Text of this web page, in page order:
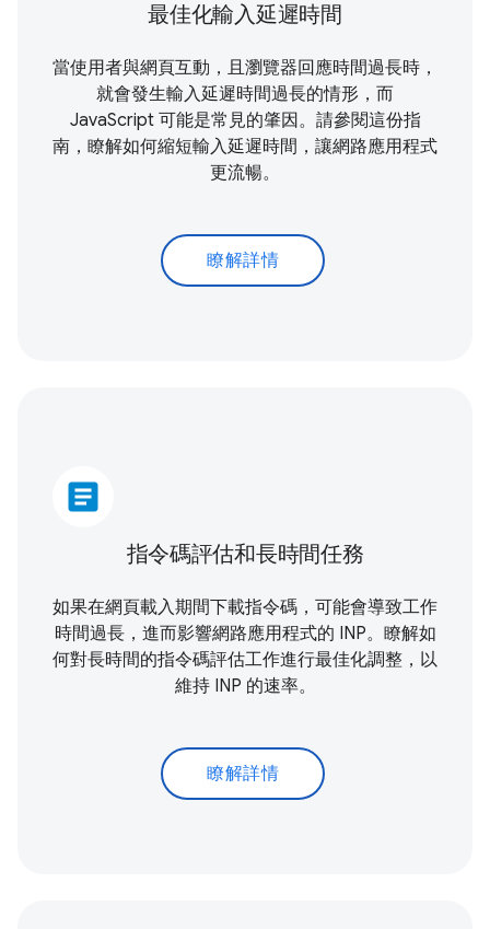
最佳化輸入延遲時間
當使用者與網頁互動，且瀏覽器回應時間過長時，
就會發生輸入延遲時間過長的情形，而
JavaScript 可能是常見的肇因。請參閱這份指
南，瞭解如何縮短輸入延遲時間，讓網路應用程式
更流暢。
瞭解詳情
article
指令碼評估和長時間任務
如果在網頁載入期間下載指令碼，可能會導致工作
時間過長，進而影響網路應用程式的 INP。瞭解如
何對長時間的指令碼評估工作進行最佳化調整，以
維持 INP 的速率。
瞭解詳情